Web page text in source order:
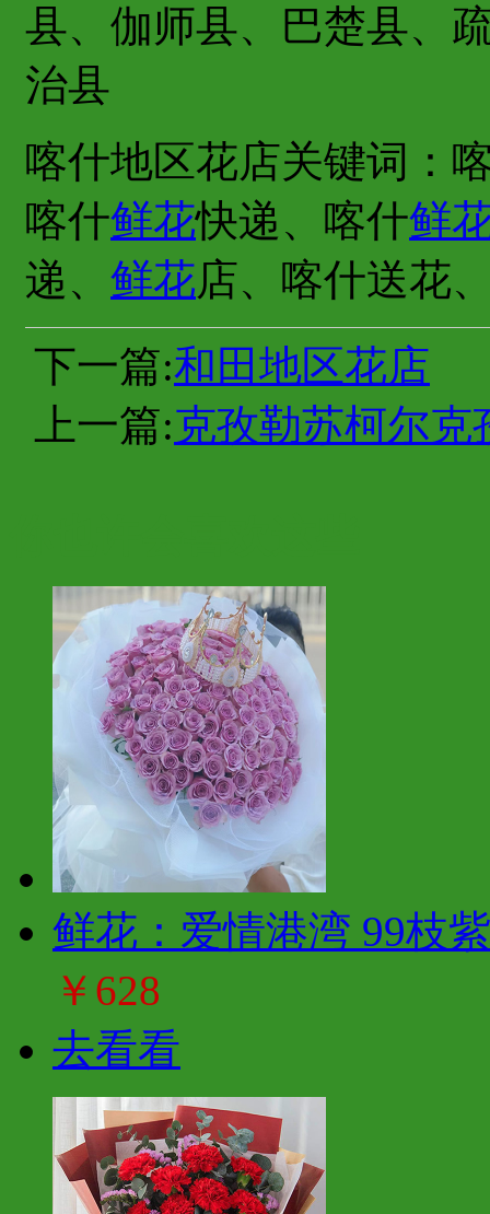
县、伽师县、巴楚县、
治县
喀什地区花店关键词：
喀什鲜花快递、喀什鲜
递、 鲜花店、喀什送花
下一篇:和田地区花店
上一篇:克孜勒苏柯尔克
鲜花：爱情港湾 99枝
￥628
去看看